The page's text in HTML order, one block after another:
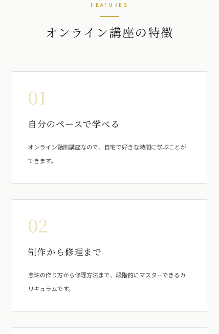
FEATURES
オンライン講座の特徴
01
自分のペースで学べる
オンライン動画講座なので、自宅で好きな時間に学ぶことが
できます。
02
制作から修理まで
念珠の作り方から修理方法まで、段階的にマスターできるカ
リキュラムです。